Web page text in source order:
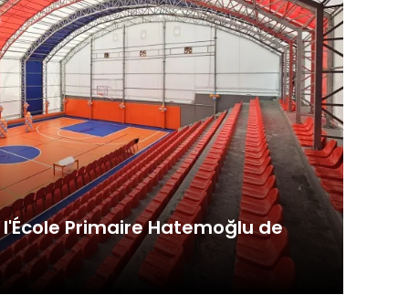
Primaire Hatemoğlu de
Gizlilik